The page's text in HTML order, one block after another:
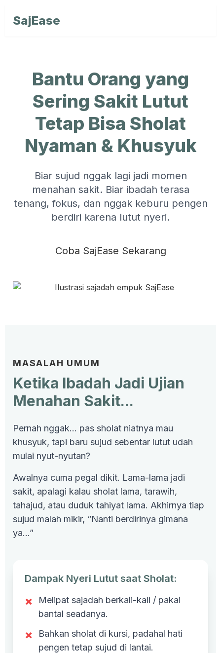
SajEase
Bantu Orang yang
Sering Sakit Lutut
Tetap Bisa Sholat
Nyaman & Khusyuk
Biar sujud nggak lagi jadi momen
menahan sakit. Biar ibadah terasa
tenang, fokus, dan nggak keburu pengen
berdiri karena lutut nyeri.
Coba SajEase Sekarang
MASALAH UMUM
Ketika Ibadah Jadi Ujian
Menahan Sakit...
Pernah nggak… pas sholat niatnya mau
khusyuk, tapi baru sujud sebentar lutut udah
mulai nyut-nyutan?
Awalnya cuma pegal dikit. Lama-lama jadi
sakit, apalagi kalau sholat lama, tarawih,
tahajud, atau duduk tahiyat lama. Akhirnya tiap
sujud malah mikir, “Nanti berdirinya gimana
ya…”
Dampak Nyeri Lutut saat Sholat:
×
Melipat sajadah berkali-kali / pakai
bantal seadanya.
×
Bahkan sholat di kursi, padahal hati
pengen tetap sujud di lantai.